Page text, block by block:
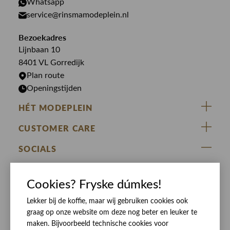
PME Legend
Butcher of Blue
Bekijk alle merken >
Jeans
Jurken
Rokken
Overhemden
T-shirts
Whatsapp
service@rinsmamodeplein.nl
Bezoekadres
Lijnbaan 10
8401 VL Gorredijk
Plan route
Openingstijden
HÉT MODEPLEIN
ZIJ VAN RINSMA
DE HEEREN VAN RINSMA
RINSMA.CONCEPTS
Eten en drinken
Openingstijden
Werken bij RINSMA
CUSTOMER CARE
Veelgestelde vragen
Retourneren & Ruilen
Betaalmethoden
Bezorgen
Contact
SOCIALS
Cookies? Fryske dúmkes!
Lekker bij de koffie, maar wij gebruiken cookies ook
graag op onze website om deze nog beter en leuker te
maken. Bijvoorbeeld technische cookies voor